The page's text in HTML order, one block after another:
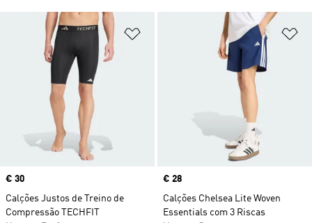
Adicionar à Lista de Desejos
Price
€ 30
Calções Justos de Treino de
Compressão TECHFIT
Price
€ 28
Calções Chelsea Lite Woven
Essentials com 3 Riscas